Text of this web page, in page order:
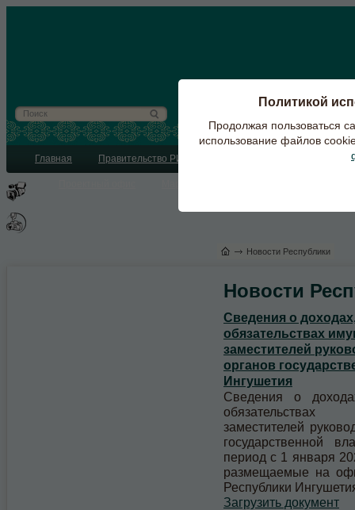
Главная Правительство РИ
Новости Республики
Новости
Сведения о
обязательствах
заместителей
органов
Ингушетия
Сведения о
обязательствах
заместителей
государственной
период с 1 января
размещаемые на
Республики
Загрузить документ
Политикой
Продолжая пользоваться
использование файлов